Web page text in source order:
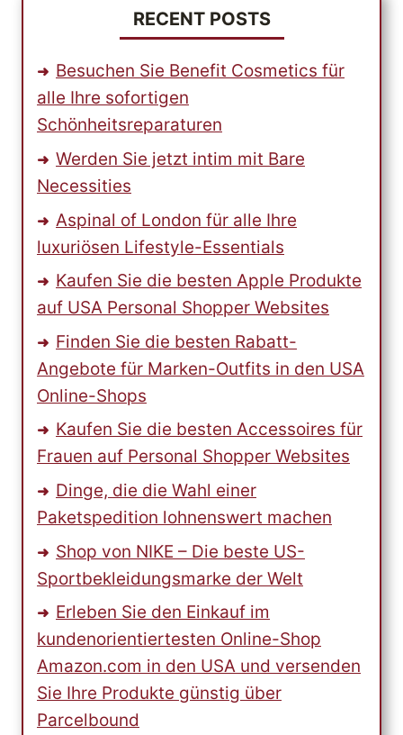
RECENT POSTS
Besuchen Sie Benefit Cosmetics für
alle Ihre sofortigen
Schönheitsreparaturen
Werden Sie jetzt intim mit Bare
Necessities
Aspinal of London für alle Ihre
luxuriösen Lifestyle-Essentials
Kaufen Sie die besten Apple Produkte
auf USA Personal Shopper Websites
Finden Sie die besten Rabatt-
Angebote für Marken-Outfits in den USA
Online-Shops
Kaufen Sie die besten Accessoires für
Frauen auf Personal Shopper Websites
Dinge, die die Wahl einer
Paketspedition lohnenswert machen
Shop von NIKE – Die beste US-
Sportbekleidungsmarke der Welt
Erleben Sie den Einkauf im
kundenorientiertesten Online-Shop
Amazon.com in den USA und versenden
Sie Ihre Produkte günstig über
Parcelbound